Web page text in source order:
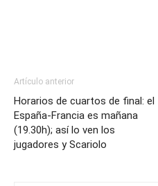
Artículo anterior
Horarios de cuartos de final: el
España-Francia es mañana
(19.30h); así lo ven los
jugadores y Scariolo